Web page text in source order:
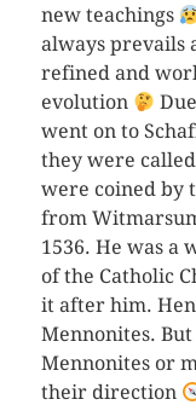
new teachings
always prevails
refined and
evolution
went on to
they were
were coined by
from
1536. He was
of the Catholic
it after him.
Mennonites.
Mennonites or
their direction